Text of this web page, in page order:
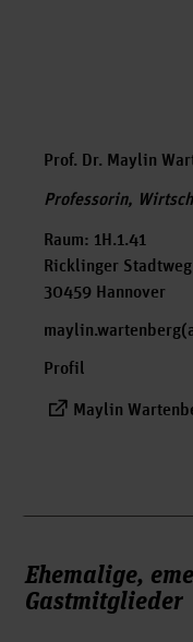
Prof. Dr. Maylin
Professorin,
Raum: 1H.1.41
Ricklinger
30459 Hannover
Profil
Maylin
Ehemalige,
Gastmitglieder